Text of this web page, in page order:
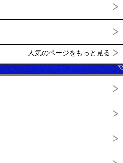
人気のページをもっと見る